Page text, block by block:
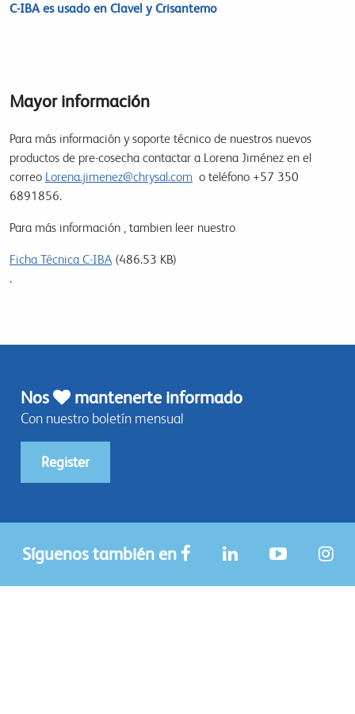
C-IBA es usado en Clavel y Crisantemo
Mayor información
Para más información y soporte técnico de nuestros nuevos
productos de pre-cosecha contactar a Lorena Jiménez en el
correo Lorena.jimenez@chrysal.com o teléfono +57 350
6891856.
Para más información , tambien leer nuestro
Ficha Técnica C-IBA (486.53 KB)
.
Nos mantenerte informado
Con nuestro boletín mensual
Register
Síguenos también en